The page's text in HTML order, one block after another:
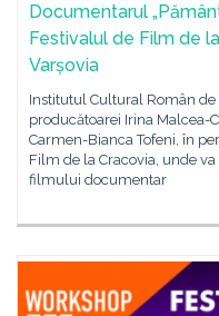
Documentarul
Festivalul de Film de
Varșovia
Institutul Cultural Român
producătoarei Irina Malcea-
Carmen-Bianca Tofeni, în
Film de la Cracovia, unde
filmului documentar